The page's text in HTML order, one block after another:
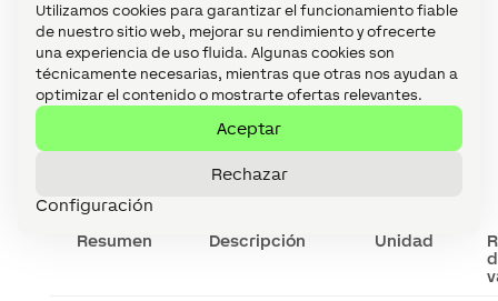
Utilizamos cookies para garantizar el funcionamiento fiable
de nuestro sitio web, mejorar su rendimiento y ofrecerte
una experiencia de uso fluida. Algunas cookies son
técnicamente necesarias, mientras que otras nos ayudan a
optimizar el contenido o mostrarte ofertas relevantes.
Aceptar
Rechazar
Configuración
segundos. Esto hace que sea más fácil pegar el
accionamiento a la válvula. La unidad vuelve a la
posición establecida por la lógica.
Entradas de diagnóstico↑
Resumen Descripción Unidad